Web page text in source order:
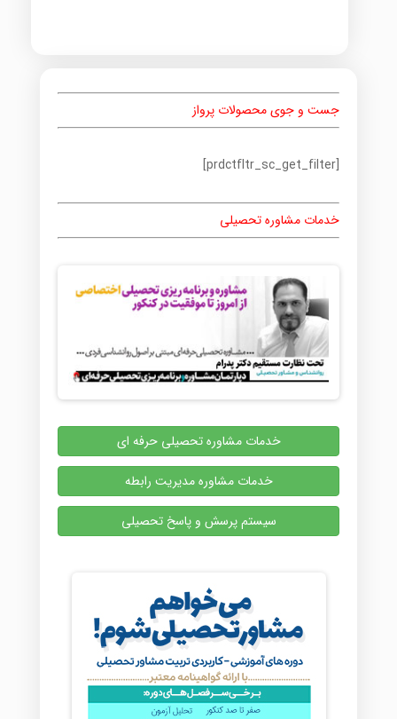
جست و جوی محصولات پرواز
[prdctfltr_sc_get_filter]
خدمات مشاوره تحصیلی
خدمات مشاوره تحصیلی حرفه ای
خدمات مشاوره مدیریت رابطه
سیستم پرسش و پاسخ تحصیلی